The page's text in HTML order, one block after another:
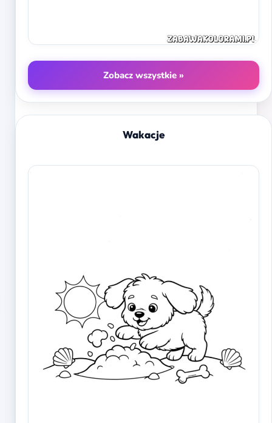
Zobacz wszystkie »
Wakacje